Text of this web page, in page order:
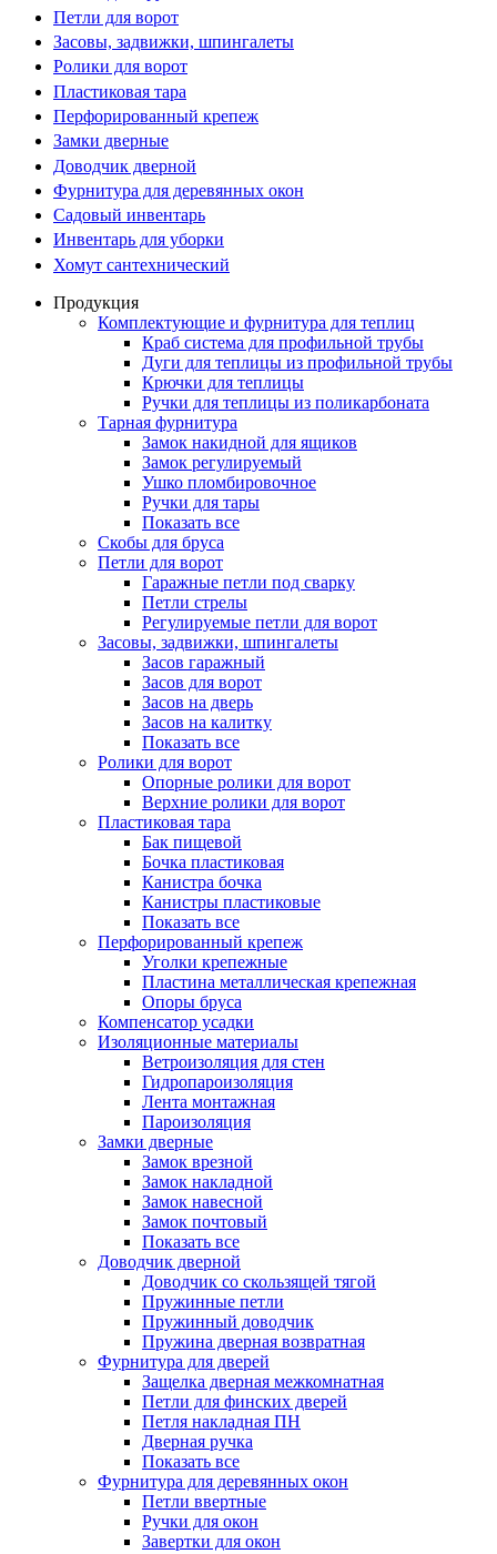
Петли для ворот
Засовы, задвижки, шпингалеты
Ролики для ворот
Пластиковая тара
Перфорированный крепеж
Замки дверные
Доводчик дверной
Фурнитура для деревянных окон
Садовый инвентарь
Инвентарь для уборки
Хомут сантехнический
Продукция
Комплектующие и фурнитура для теплиц
Краб система для профильной трубы
Дуги для теплицы из профильной трубы
Крючки для теплицы
Ручки для теплицы из поликарбоната
Тарная фурнитура
Замок накидной для ящиков
Замок регулируемый
Ушко пломбировочное
Ручки для тары
Показать все
Скобы для бруса
Петли для ворот
Гаражные петли под сварку
Петли стрелы
Регулируемые петли для ворот
Засовы, задвижки, шпингалеты
Засов гаражный
Засов для ворот
Засов на дверь
Засов на калитку
Показать все
Ролики для ворот
Опорные ролики для ворот
Верхние ролики для ворот
Пластиковая тара
Бак пищевой
Бочка пластиковая
Канистра бочка
Канистры пластиковые
Показать все
Перфорированный крепеж
Уголки крепежные
Пластина металлическая крепежная
Опоры бруса
Компенсатор усадки
Изоляционные материалы
Ветроизоляция для стен
Гидропароизоляция
Лента монтажная
Пароизоляция
Замки дверные
Замок врезной
Замок накладной
Замок навесной
Замок почтовый
Показать все
Доводчик дверной
Доводчик со скользящей тягой
Пружинные петли
Пружинный доводчик
Пружина дверная возвратная
Фурнитура для дверей
Защелка дверная межкомнатная
Петли для финских дверей
Петля накладная ПН
Дверная ручка
Показать все
Фурнитура для деревянных окон
Петли ввертные
Ручки для окон
Завертки для окон